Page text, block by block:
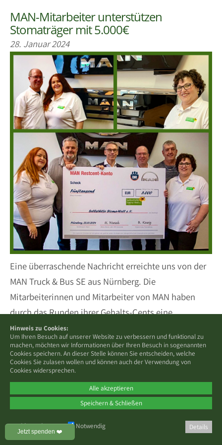
Alle akzeptieren
Speichern & Schließen
Hinweis zu Cookies:
Um Ihren Besuch auf unserer Website zu verbessern und funktional zu
machen, möchten wir Informationen über Ihren Besuch in sogenannten
Cookies speichern. An dieser Stelle können Sie entscheiden, welche
Cookies Sie zulasen wollen und können auch der Verwendung von
Cookies widersprechen.
Cookies zulassen: Notwendig Details
MAN-Mitarbeiter unterstützen
Stomaträger mit 5.000€
28. Januar 2024
Eine überraschende Nachricht erreichte uns von der
MAN Truck & Bus SE aus Nürnberg. Die
Mitarbeiterinnen und Mitarbeiter von MAN haben
durch das Runden ihrer Gehalts-Cents eine
beeindruckende Spende von 5.000 € gesammelt. Und
unterstützen damit unseren Einsatz für Menschen
mit Stoma. In der vergangenen Woche trafen wir uns
im Werk Nürnberg zur Scheckübergabe.
Wir sind dankbar für diese Unterstützung,
gemeinsam machen wir so einen bedeutenden
Unterschied im Leben von Stomaträgern!
Jetzt spenden ❤️